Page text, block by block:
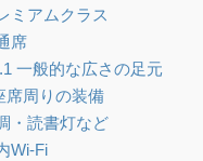
ミアムクラス
席
一般的な広さの足元
周りの装備
・読書灯など
Wi-Fi